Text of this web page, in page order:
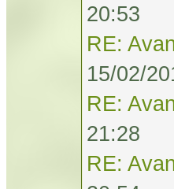
20:53
RE:
15/02/
RE:
21:28
RE: